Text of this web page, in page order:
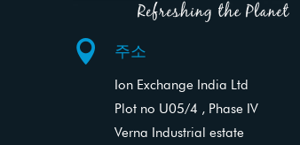
 주소
Ion Exchange India Ltd
Plot no U05/4 , Phase IV
Verna Industrial estate